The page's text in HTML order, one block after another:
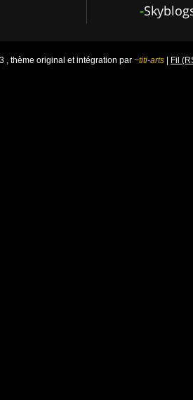
-
, thème original et intégration par ~titi-arts | Fil